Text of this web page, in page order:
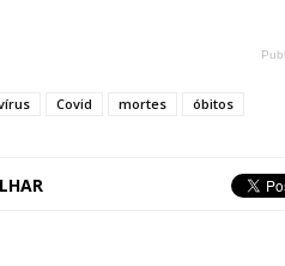
Covid mortes óbitos